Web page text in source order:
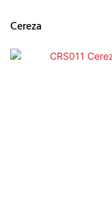
Cereza